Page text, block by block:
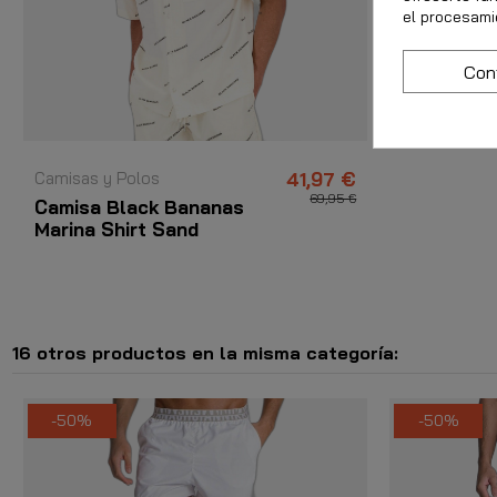
Camisas y Polos
Camisa Black Bananas
Marina Shirt Sand
41,97 €
69,95 €
16 otros productos en la misma categoría:
-50% -50%
el